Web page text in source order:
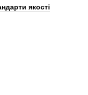
якості